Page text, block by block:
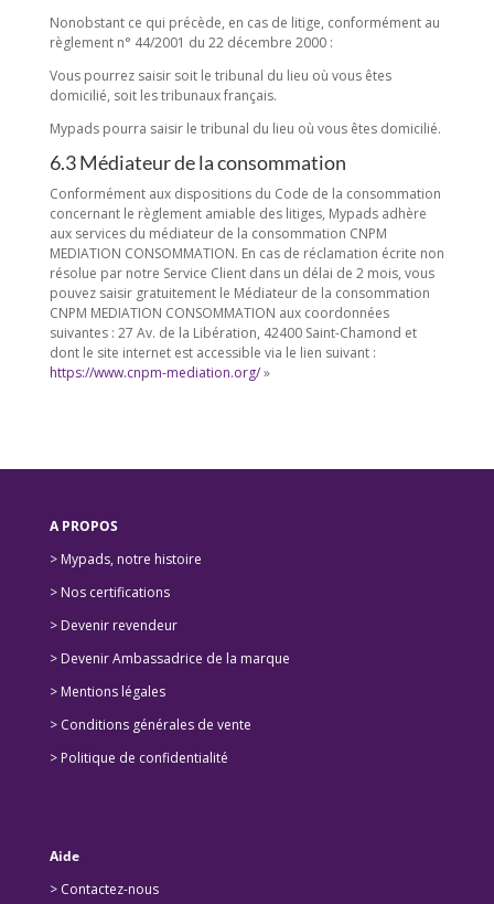
Nonobstant ce qui précède, en cas de litige, conformément au
règlement n° 44/2001 du 22 décembre 2000 :
Vous pourrez saisir soit le tribunal du lieu où vous êtes
domicilié, soit les tribunaux français.
Mypads pourra saisir le tribunal du lieu où vous êtes domicilié.
6.3 Médiateur de la consommation
Conformément aux dispositions du Code de la consommation
concernant le règlement amiable des litiges, Mypads adhère
aux services du médiateur de la consommation CNPM
MEDIATION CONSOMMATION. En cas de réclamation écrite non
résolue par notre Service Client dans un délai de 2 mois, vous
pouvez saisir gratuitement le Médiateur de la consommation
CNPM MEDIATION CONSOMMATION aux coordonnées
suivantes : 27 Av. de la Libération, 42400 Saint-Chamond et
dont le site internet est accessible via le lien suivant :
https://www.cnpm-mediation.org/»
A PROPOS
> Mypads, notre histoire
> Nos certifications
> Devenir revendeur
> Devenir Ambassadrice de la marque
> Mentions légales
> Conditions générales de vente
> Politique de confidentialité
Aide
> Contactez-nous